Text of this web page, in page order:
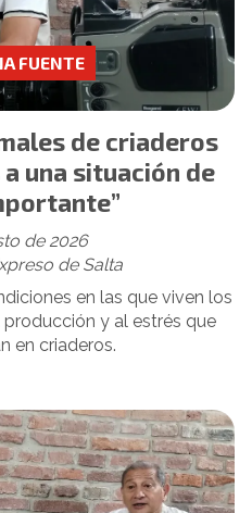
de criaderos
una situación de
de Salta
FUENTE
de 2026
en las que viven los
y al estrés que
en criaderos.